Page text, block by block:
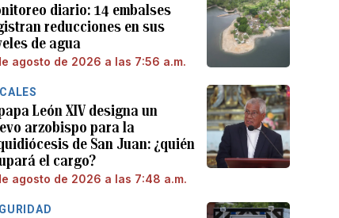
diario: 14 embalses
reducciones en sus
de agua
agosto de 2026 a las 7:56 a.m.
León XIV designa un
arzobispo para la
de San Juan: ¿quién
el cargo?
agosto de 2026 a las 7:48 a.m.